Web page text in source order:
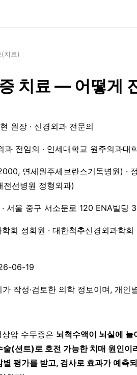
(치료)
치료 — 어떻게
원장 · 신경외과 전문의
과 전임의 · 연세대학교 원주의과대
연세원주세브란스기독병원) ·
선병원 정형외과)
서울 중구 서소문로 120 ENA빌딩
회 정회원 · 대한척추신경외과학
06-19
작성·검토한 의학 정보이며, 개인
압 수두증은 뇌척수액이 뇌실에 늘
술(션트)로 호전 가능한 치매 원인이
평가를 받고, 검사로 효과가 예측